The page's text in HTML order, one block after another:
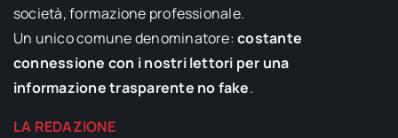
società, formazione professionale.
Un unico comune denominatore:costante
connessione con i nostri lettori per una
informazione trasparente no fake.
LA REDAZIONE